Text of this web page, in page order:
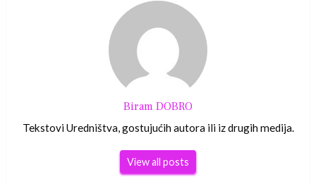
Biram DOBRO
Tekstovi Uredništva, gostujućih autora ili iz drugih medija.
View all posts